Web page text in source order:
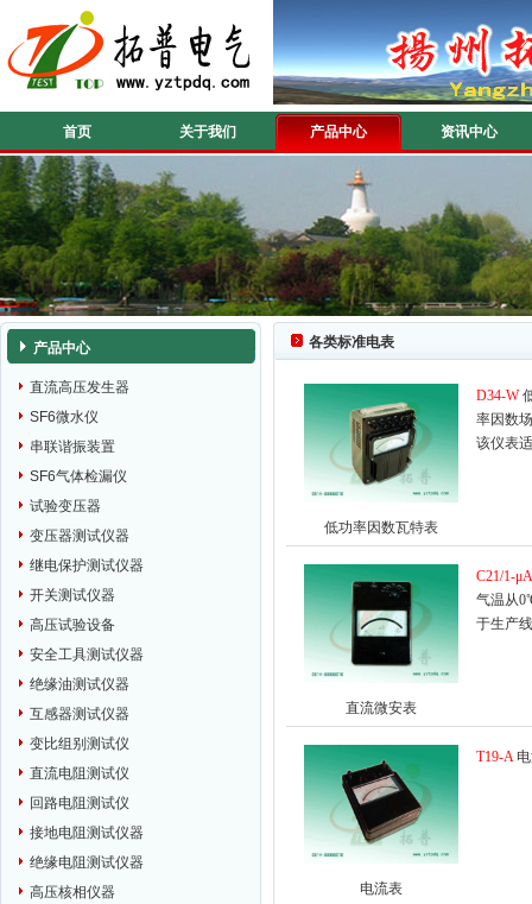
首页 关于我们 产品中心 资讯中心
产品中心
直流高压发生器
SF6微水仪
串联谐振装置
SF6气体检漏仪
试验变压器
变压器测试仪器
继电保护测试仪器
开关测试仪器
高压试验设备
安全工具测试仪器
绝缘油测试仪器
互感器测试仪器
变比组别测试仪
直流电阻测试仪
回路电阻测试仪
接地电阻测试仪器
绝缘电阻测试仪器
高压核相仪器
各类标准电表
低功率因数瓦特表
D34-W
率因数
该仪表
直流微安表
C21/1-
气温从
于生产
电流表
T19-A